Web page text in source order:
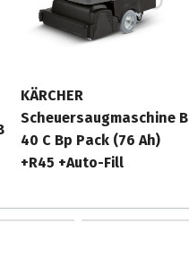
KÄRCHER
Scheuersaugmaschine B
40 C Bp Pack (76 Ah)
+R45 +Auto-Fill